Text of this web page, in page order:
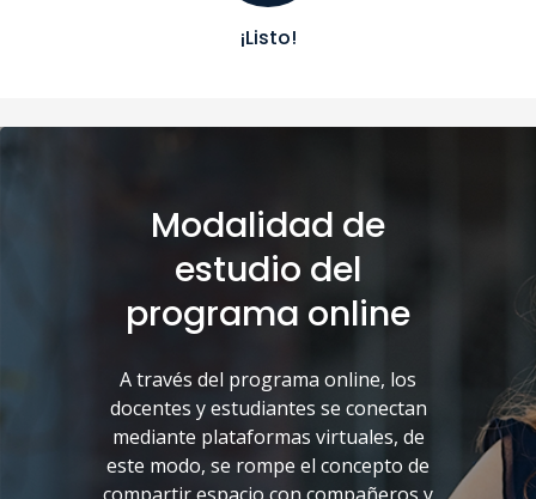
¡Listo!
Modalidad de
estudio del
programa online
A través del programa online, los
docentes y estudiantes se conectan
mediante plataformas virtuales, de
este modo, se rompe el concepto de